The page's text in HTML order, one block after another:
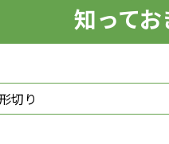
知って
切り